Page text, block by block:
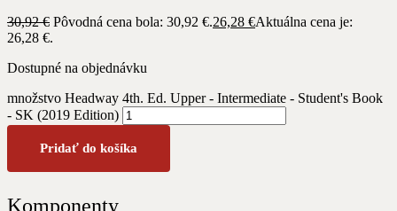
30,92€ Pôvodná cena bola: 30,92 €.26,28 €Aktuálna cena je:
26,28 €.
Dostupné na objednávku
množstvo Headway 4th. Ed. Upper - Intermediate - Student's Book
- SK (2019 Edition)
Pridať do košíka
Komponenty